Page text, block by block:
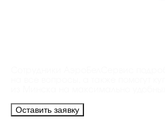
Оставить заявку